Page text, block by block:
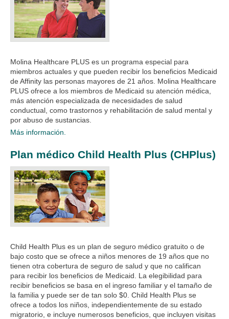
Molina Healthcare PLUS es un programa especial para
miembros actuales y que pueden recibir los beneficios Medicaid
de Affinity las personas mayores de 21 años. Molina Healthcare
PLUS ofrece a los miembros de Medicaid su atención médica,
más atención especializada de necesidades de salud
conductual, como trastornos y rehabilitación de salud mental y
por abuso de sustancias.
Más información.
Plan médico Child Health Plus (CHPlus)
Child Health Plus es un plan de seguro médico gratuito o de
bajo costo que se ofrece a niños menores de 19 años que no
tienen otra cobertura de seguro de salud y que no califican
para recibir los beneficios de Medicaid. La elegibilidad para
recibir beneficios se basa en el ingreso familiar y el tamaño de
la familia y puede ser de tan solo $0. Child Health Plus se
ofrece a todos los niños, independientemente de su estado
migratorio, e incluye numerosos beneficios, que incluyen visitas